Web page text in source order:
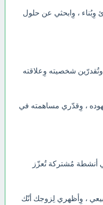
وِبُناء ، وِابحثي عن حلول
شخصيته وِعلاقته
، وِقدّري مساهمته في
أنشطة مُشتركة تُعزّز
، وِأظهري لِزوجك أنّك